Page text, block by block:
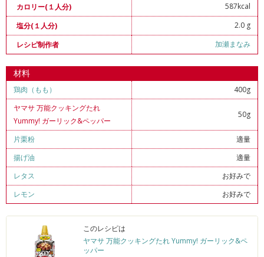
カロリー(１人分)
587kcal
塩分(１人分)
2.0 g
レシピ制作者
加瀬まなみ
材料
鶏肉（もも）
400g
ヤマサ 万能クッキングたれ
Yummy! ガーリック&ペッパー
50g
片栗粉
適量
揚げ油
適量
レタス
お好みで
レモン
お好みで
このレシピは
ヤマサ 万能クッキングたれ Yummy! ガーリック&ペ
ッパー